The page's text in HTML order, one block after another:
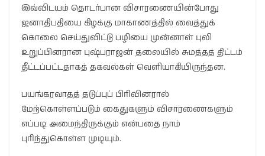
இவ்விடயம் தொடர்பான விசாரணையின்போது
ஜனாதிபதியை கிழக்கு மாகாணத்தில் வைத்துக்
கொலை செய்துவிட்டு பழியை முன்னாள் புலி
உறுப்பினரான புஷ்பராஜன் தலையில் சுமத்தத் திட்டம்
தீட்டப்பட்டதாகத் தகவல்கள் வெளியாகியிருந்தன.
பயங்கரவாதத் தடுப்புப் பிரிவினரால்
மேற்கொள்ளப்படும் கைதுகளும் விசாரணைகளும்
எப்படி அமைந்திருக்கும் என்பதை நாம்
புரிந்துகொள்ள முடியும்.